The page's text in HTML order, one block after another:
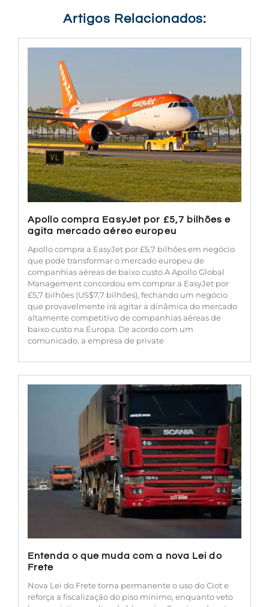
Artigos Relacionados:
Apollo compra EasyJet por £5,7 bilhões e
agita mercado aéreo europeu
Apollo compra a EasyJet por £5,7 bilhões em negócio
que pode transformar o mercado europeu de
companhias aéreas de baixo custo A Apollo Global
Management concordou em comprar a EasyJet por
£5,7 bilhões (US$7,7 bilhões), fechando um negócio
que provavelmente irá agitar a dinâmica do mercado
altamente competitivo de companhias aéreas de
baixo custo na Europa. De acordo com um
comunicado, a empresa de private
Entenda o que muda com a nova Lei do
Frete
Nova Lei do Frete torna permanente o uso do Ciot e
reforça a fiscalização do piso mínimo, enquanto veto